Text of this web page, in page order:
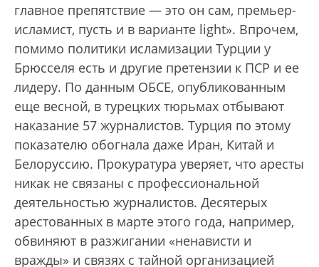
главное препятствие — это он сам, премьер-
исламист, пусть и в варианте light». Впрочем,
помимо политики исламизации Турции у
Брюсселя есть и другие претензии к ПСР и ее
лидеру. По данным ОБСЕ, опубликованным
еще весной, в турецких тюрьмах отбывают
наказание 57 журналистов. Турция по этому
показателю обогнала даже Иран, Китай и
Белоруссию. Прокуратура уверяет, что аресты
никак не связаны с профессиональной
деятельностью журналистов. Десятерых
арестованных в марте этого года, например,
обвиняют в разжигании «ненависти и
вражды» и связях с тайной организацией